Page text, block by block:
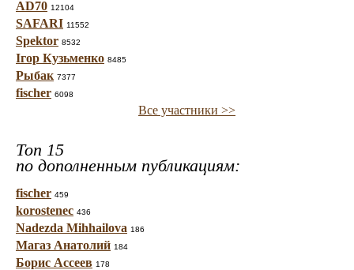
AD70 12104
SAFARI 11552
Spektor 8532
Ігор Кузьменко 8485
Рыбак 7377
fischer 6098
Все участники >>
Топ 15
по дополненным публикациям:
fischer 459
korostenec 436
Nadezda Mihhailova 186
Магаз Анатолий 184
Борис Ассеев 178